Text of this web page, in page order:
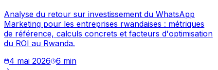
Analyse du retour sur investissement du WhatsApp
Marketing pour les entreprises rwandaises : métriques
de référence, calculs concrets et facteurs d'optimisation
du ROI au Rwanda.
4 mai 2026 6 min